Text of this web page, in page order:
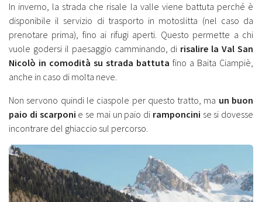
In inverno, la strada che risale la valle viene battuta perché è
disponibile il servizio di trasporto in motoslitta (nel caso da
prenotare prima), fino ai rifugi aperti. Questo permette a chi
vuole godersi il paesaggio camminando, di risalire la Val San
Nicolò in comodità su strada battuta fino a Baita Ciampiè,
anche in caso di molta neve.
Non servono quindi le ciaspole per questo tratto, ma un buon
paio di scarponi e se mai un paio di ramponcini se si dovesse
incontrare del ghiaccio sul percorso.